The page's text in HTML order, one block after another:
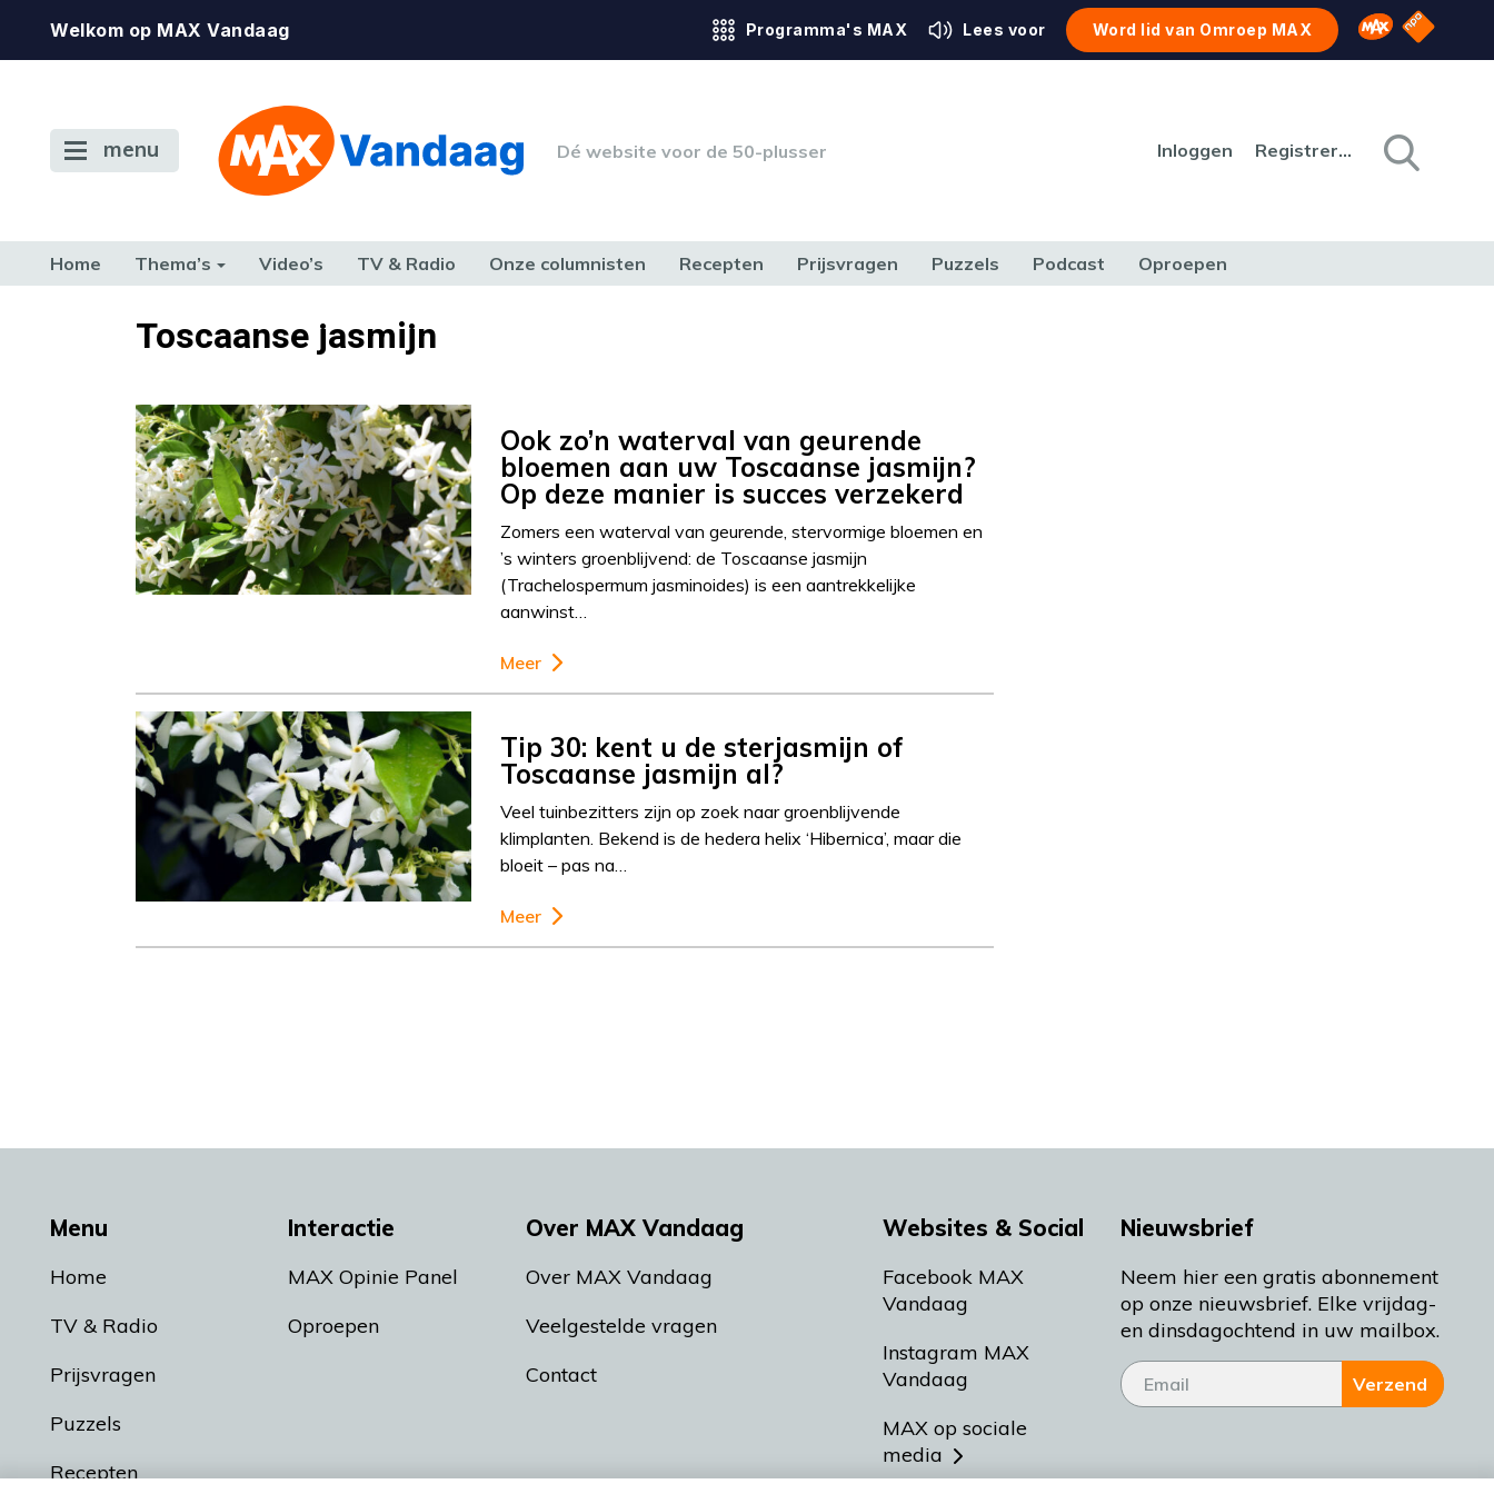
Welkom op MAX Vandaag Programma's MAX Lees voor Word lid van Omroep MAX Omroep MAX
NPO
menu Dé website voor de 50-plusser Inloggen Registreren
Home Thema’s Video’s TV & Radio Onze columnisten Recepten Prijsvragen Puzzels Podcast Oproepen
TERUG NAAR TOENToscaanse jasmijn
Ook zo’n waterval van geurende
bloemen aan uw Toscaanse jasmijn?
Op deze manier is succes verzekerd
Zomers een waterval van geurende, stervormige bloemen en
’s winters groenblijvend: de Toscaanse jasmijn
(Trachelospermum jasminoides) is een aantrekkelijke
aanwinst…
Meer
Tip 30: kent u de sterjasmijn of
Toscaanse jasmijn al?
Veel tuinbezitters zijn op zoek naar groenblijvende
klimplanten. Bekend is de hedera helix ‘Hibernica’, maar die
bloeit – pas na…
Meer
Menu
Home
TV & Radio
Prijsvragen
Puzzels
Recepten
Interactie
MAX Opinie Panel
Oproepen
Over MAX Vandaag
Over MAX Vandaag
Veelgestelde vragen
Contact
Websites & Social
Facebook MAX
Vandaag
Instagram MAX
Vandaag
MAX op sociale
media
Nieuwsbrief
Neem hier een gratis abonnement
op onze nieuwsbrief. Elke vrijdag-
en dinsdagochtend in uw mailbox.
Verzend